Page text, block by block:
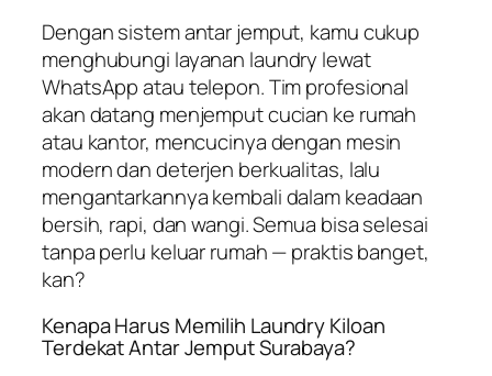
Dengan sistem antar jemput, kamu cukup
menghubungi layanan laundry lewat
WhatsApp atau telepon. Tim profesional
akan datang menjemput cucian ke rumah
atau kantor, mencucinya dengan mesin
modern dan deterjen berkualitas, lalu
mengantarkannya kembali dalam keadaan
bersih, rapi, dan wangi. Semua bisa selesai
tanpa perlu keluar rumah — praktis banget,
kan?
Kenapa Harus Memilih Laundry Kiloan
Terdekat Antar Jemput Surabaya?